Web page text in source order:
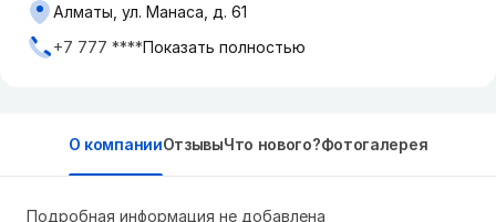
Алматы, ул. Манаса, д. 61
+7 777 ****Показать полностью
О компанииОтзывыЧто нового?Фотогалерея
Подробная информация не добавлена